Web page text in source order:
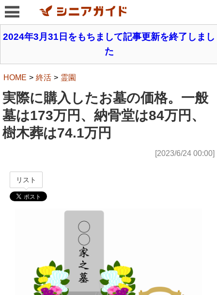
2024年3月31日をもちまして記事更新を終了しまし
た
HOME 終活 霊園
実際に購入したお墓の価格。一般
墓は173万円、納骨堂は84万円、
樹木葬は74.1万円
[2023/6/24 00:00]
リスト